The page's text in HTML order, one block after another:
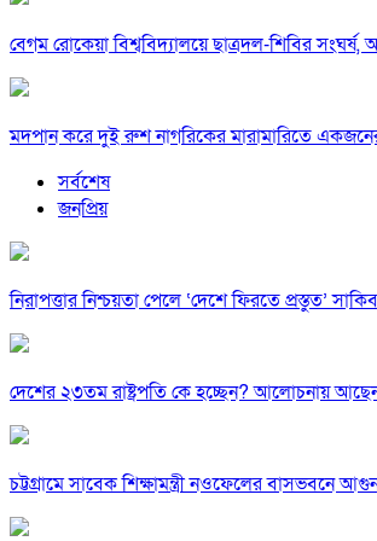
বেগম রোকেয়া বিশ্ববিদ্যালয়ে ছাত্রদল-শিবির
মদপান করে দুই রুশ নাগরিকের মারামারিতে
সর্বশেষ
জনপ্রিয়
নিরাপত্তার নিশ্চয়তা পেলে ‘দেশে ফিরতে প্রস্তুত’
দেশের ২৩তম রাষ্ট্রপতি কে হচ্ছেন? আলোচনায়
চট্টগ্রামে সাবেক শিক্ষামন্ত্রী নওফেলের বাসভবনে